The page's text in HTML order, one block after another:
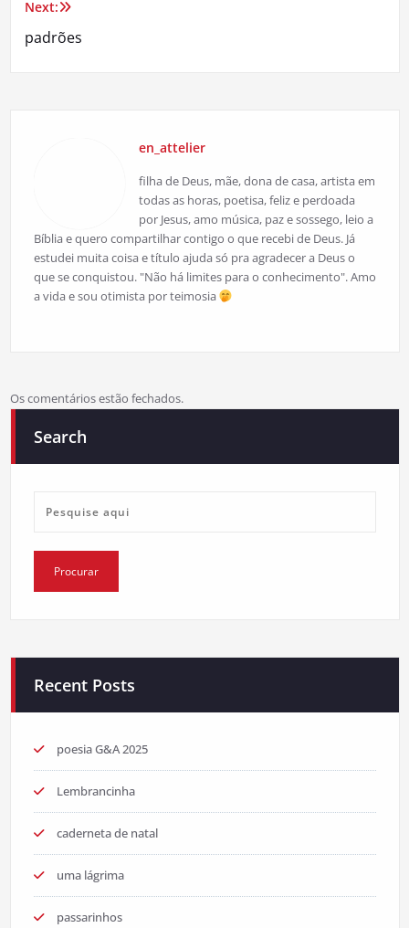
Post
Next:
padrões
en_attelier
filha de Deus, mãe, dona de casa, artista em
todas as horas, poetisa, feliz e perdoada
por Jesus, amo música, paz e sossego, leio a
Bíblia e quero compartilhar contigo o que recebi de Deus. Já
estudei muita coisa e título ajuda só pra agradecer a Deus o
que se conquistou. "Não há limites para o conhecimento". Amo
a vida e sou otimista por teimosia
Os comentários estão fechados.
Search
Recent Posts
poesia G&A 2025
Lembrancinha
caderneta de natal
uma lágrima
passarinhos